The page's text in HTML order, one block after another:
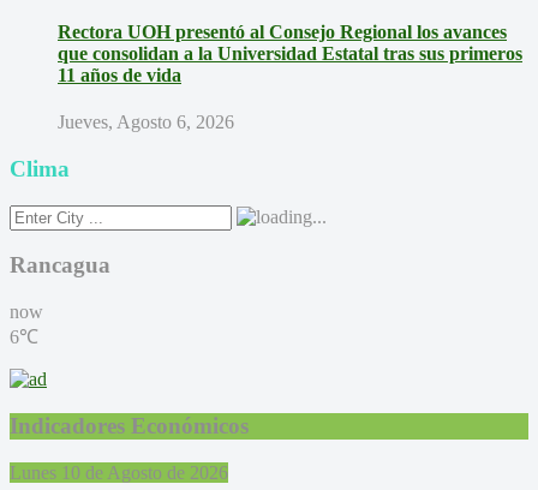
Rectora UOH presentó al Consejo Regional los avances
que consolidan a la Universidad Estatal tras sus primeros
11 años de vida
Jueves, Agosto 6, 2026
Clima
Rancagua
now
6℃
Indicadores Económicos
Lunes 10 de Agosto de 2026